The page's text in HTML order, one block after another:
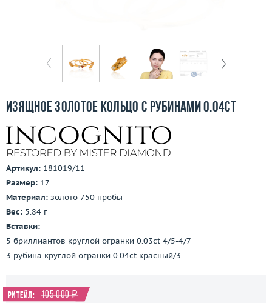
О компании
3D-тур по шоуруму
Изящное золотое кольцо с рубинами 0.04ct
Артикул: 181019/11
Размер: 17
Материал: золото 750 пробы
Вес: 5.84 г
Вставки:
5 бриллиантов круглой огранки 0.03ct 4/5-4/7
3 рубина круглой огранки 0.04ct красный/3
Ритейл: 105 000 ₽